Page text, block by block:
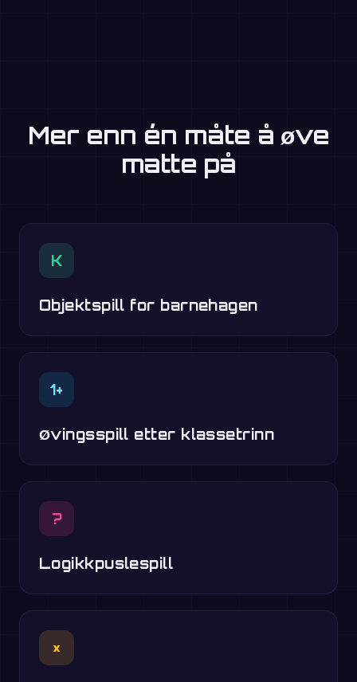
Mer enn én måte å øve
matte på
K
Objektspill for barnehagen
1+
Øvingsspill etter klassetrinn
?
Logikkpuslespill
×